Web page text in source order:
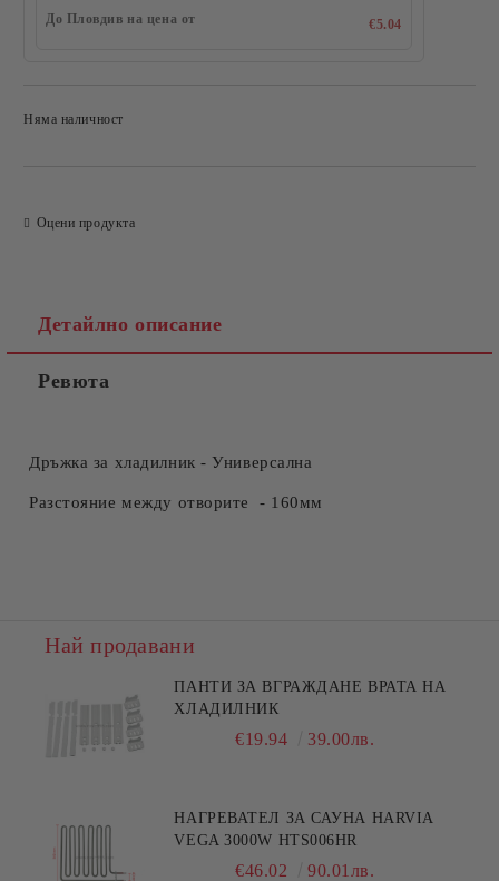
До Пловдив на цена от
€5.04
Няма наличност
Оцени продукта
Детайлно описание
Ревюта
Дръжка за хладилник - Универсална
Разстояние между отворите - 160мм
Най продавани
ПАНТИ ЗА ВГРАЖДАНЕ ВРАТА НА
ХЛАДИЛНИК
€19.94 39.00лв.
НАГРЕВАТЕЛ ЗА САУНА HARVIA
VEGA 3000W HTS006HR
€46.02 90.01лв.